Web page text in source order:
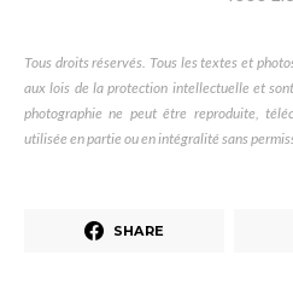
Tous droits réservés. Tous les textes et
aux lois de la protection intellectuelle et
photographie ne peut être reproduite,
utilisée en partie ou en intégralité sans
SHARE